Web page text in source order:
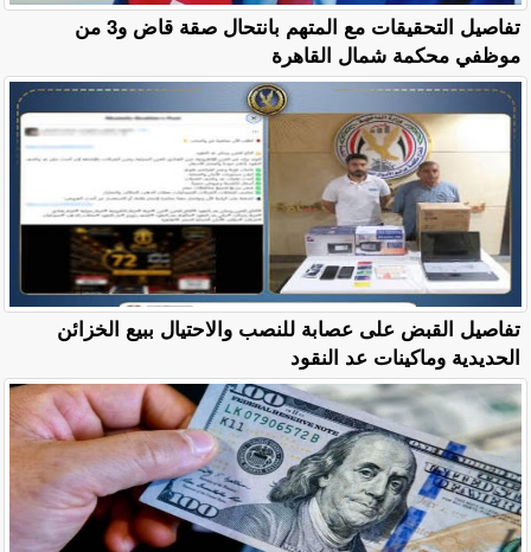
تفاصيل التحقيقات مع المتهم بانتحال صقة قاض و3 من
موظفي محكمة شمال القاهرة
تفاصيل القبض على عصابة للنصب والاحتيال ببيع الخزائن
الحديدية وماكينات عد النقود